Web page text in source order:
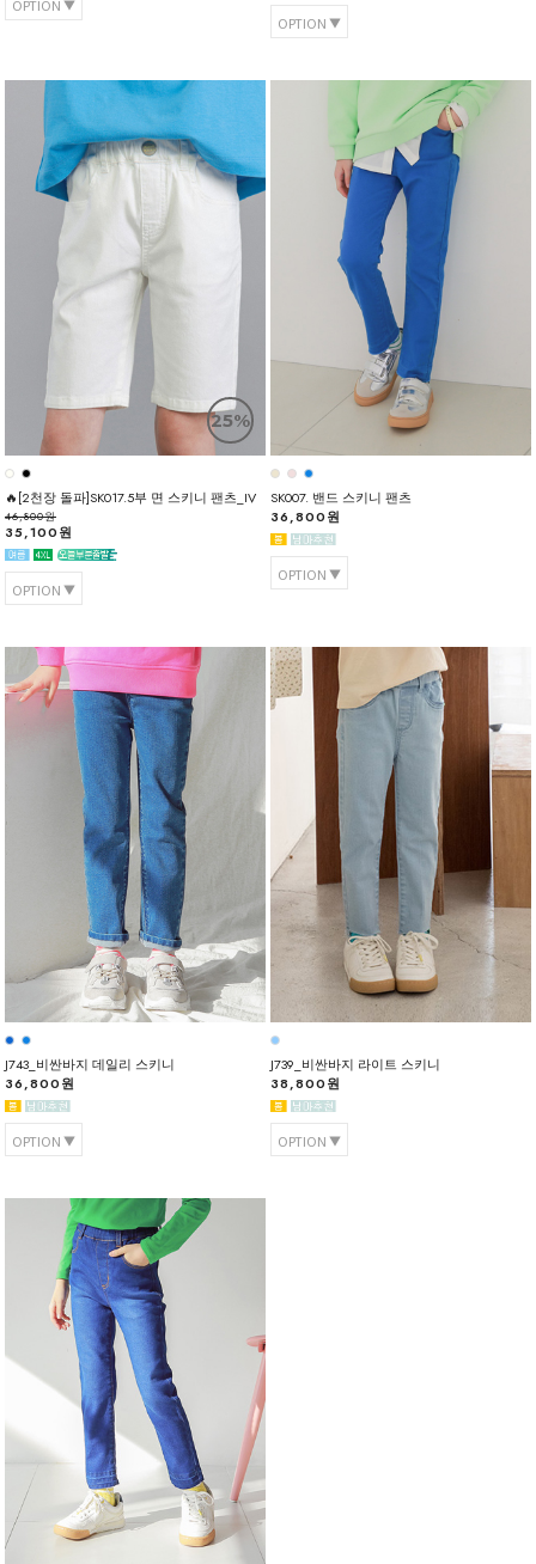
OPTION
OPTION
25%
🔥[2천장 돌파]SK017.5부 면 스키니 팬츠_IV
46,800원
35,100원
OPTION
SK007. 밴드 스키니 팬츠
36,800원
OPTION
J743_비싼바지 데일리 스키니
36,800원
OPTION
J739_비싼바지 라이트 스키니
38,800원
OPTION